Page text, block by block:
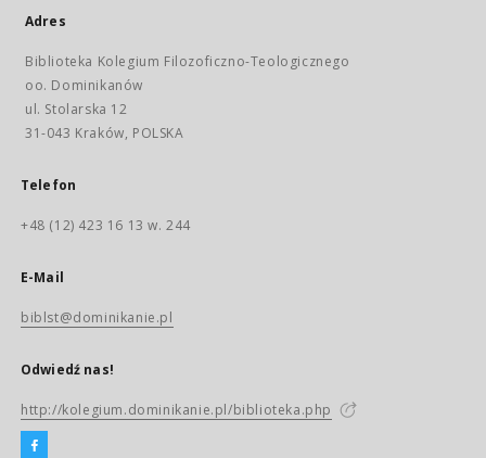
Adres
Biblioteka Kolegium Filozoficzno-Teologicznego
oo. Dominikanów
ul. Stolarska 12
31-043 Kraków, POLSKA
Telefon
+48 (12) 423 16 13 w. 244
E-Mail
biblst@dominikanie.pl
Odwiedź nas!
http://kolegium.dominikanie.pl/biblioteka.php